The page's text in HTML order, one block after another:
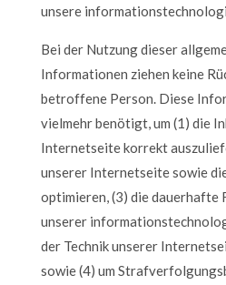
unsere
Bei der Nutzung dieser
Informationen ziehen keine
betroffene Person. Diese
vielmehr benötigt, um (1) die
Internetseite korrekt
unserer Internetseite sowie
optimieren, (3) die
unserer
der Technik unserer
sowie (4) um